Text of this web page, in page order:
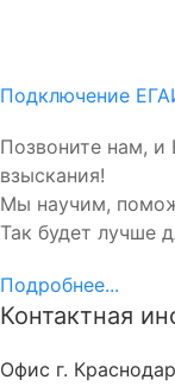
Подключение
Позвоните нам, и
взыскания!
Мы научим,
Так будет лучше
Подробнее...
Контактная
Офис г. Краснодар